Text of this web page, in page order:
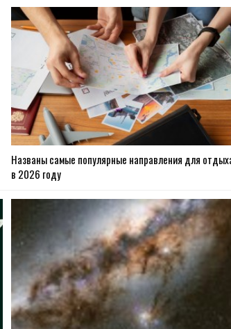
Названы самые популярные направления для
в 2026 году